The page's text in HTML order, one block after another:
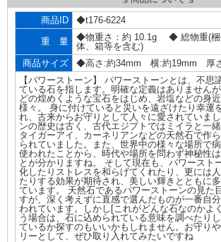
商品ID
◆t176-6224
重 量
◆物重さ：約 10.1g ◆ 総物重(梱
体、箱等を含む)
商品サイズ
◆高さ:約34mm 横:約19mm 厚
【パワーストーン】 パワーストーンとは、不思
ている石を指します。明確な定義はありません
どの煌めくような宝石をはじめ、岩塩などの身
様々。 身に付けていると災いを遠ざけたり幸運
れ、古来からお守りとして人々に愛されていま
ンの歴史は古く、古代エジプトではミイラと一
タイガーアイ、カーネリアンなどの天然石で作
られていました。また、世界中の様々な場所で
使われたことから、時代や場所を問わず神秘性
とが分かりますね。 そして現在も、パワースト
化したりストレスを和らげてくれたり、更には
たりする効果が期待され、美しい輝きとともに
ています。 天然石であるパワーストーンの見た
すが、深く考えずに直感で選んだものが一番自
われています。しかし[これがどんな石なのかよ
う場合は、石に込められている意味を調べたり
ているか探すのもいいかもしれません。お守り
リーとして、ぜひ取り入れてみたいですね